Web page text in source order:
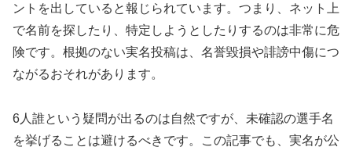
ントを出していると報じられています。つまり、ネット上
で名前を探したり、特定しようとしたりするのは非常に危
険です。根拠のない実名投稿は、名誉毀損や誹謗中傷につ
ながるおそれがあります。
6人誰という疑問が出るのは自然ですが、未確認の選手名
を挙げることは避けるべきです。この記事でも、実名が公